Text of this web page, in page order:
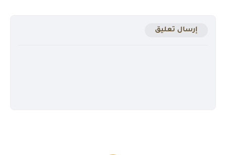
إرسال تعليق